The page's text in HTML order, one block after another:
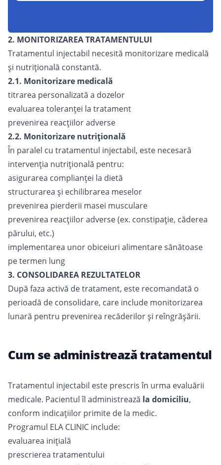
2. MONITORIZAREA TRATAMENTULUI
Tratamentul injectabil necesită monitorizare medicală
și nutrițională constantă.
2.1. Monitorizare medicală
titrarea personalizată a dozelor
evaluarea toleranței la tratament
prevenirea reacțiilor adverse
2.2. Monitorizare nutrițională
În paralel cu tratamentul injectabil, este necesară
intervenția nutrițională pentru:
asigurarea complianței la dietă
structurarea și echilibrarea meselor
prevenirea pierderii masei musculare
prevenirea reacțiilor adverse (ex. constipație, căderea
părului, etc.)
implementarea unor obiceiuri alimentare sănătoase
pe termen lung
3. CONSOLIDAREA REZULTATELOR
După faza activă de tratament, este recomandată o
perioadă de consolidare, care include monitorizarea
lunară pentru prevenirea recăderilor și reîngrășării.
Cum se administrează tratamentul
Tratamentul injectabil este prescris în urma evaluării
medicale. Pacientul îl administrează la domiciliu,
conform indicațiilor primite de la medic.
Programul ELA CLINIC include:
evaluarea inițială
prescrierea tratamentului